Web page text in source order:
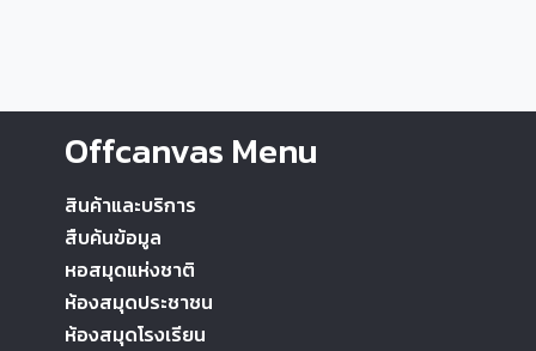
Offcanvas Menu
สินค้าและบริการ
สืบค้นข้อมูล
หอสมุดแห่งชาติ
ห้องสมุดประชาชน
ห้องสมุดโรงเรียน